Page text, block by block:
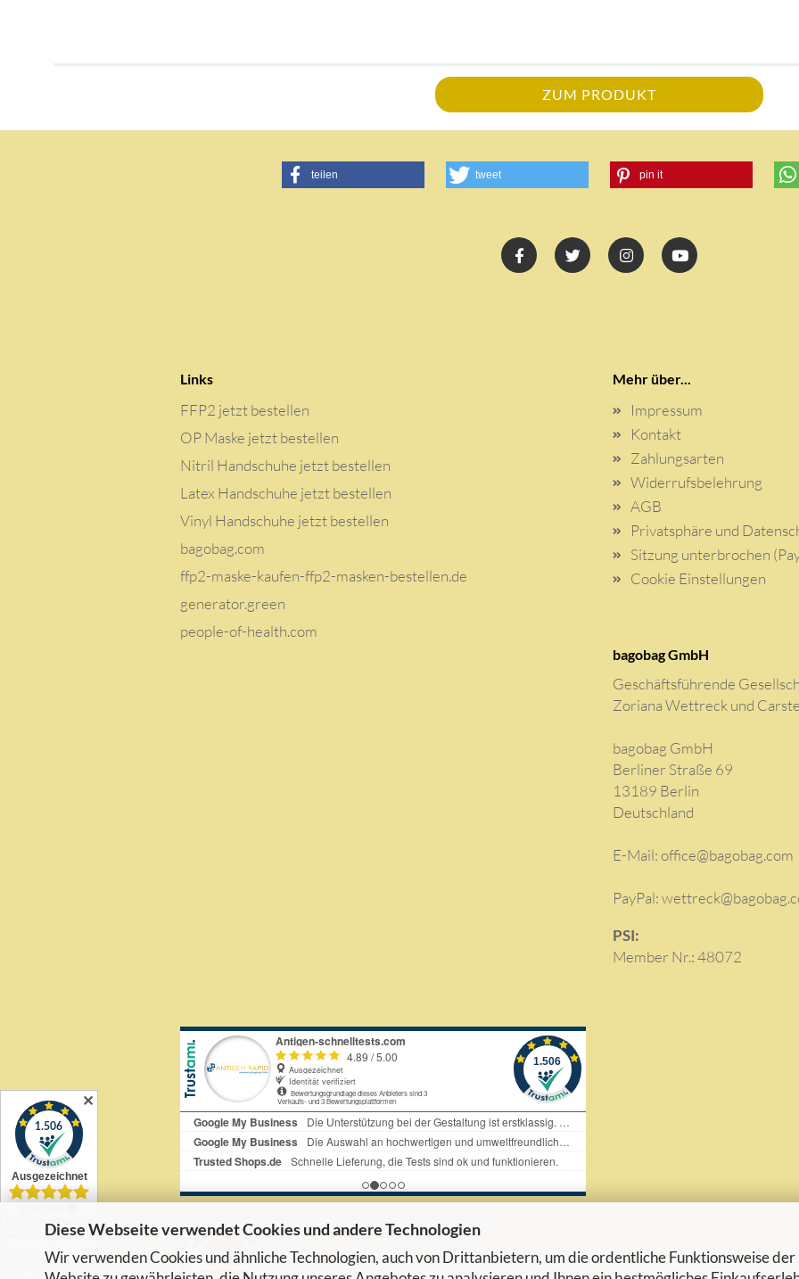
Diese Webseite verwendet Cookies und andere Technologien
Wir verwenden Cookies und ähnliche Technologien, auch von Drittanbietern, um die ordentliche Funktionsweise der
ZUM PRODUKT
teilen tweet pin it
Links
FFP2 jetzt bestellen
OP Maske jetzt bestellen
Nitril Handschuhe jetzt bestellen
Latex Handschuhe jetzt bestellen
Vinyl Handschuhe jetzt bestellen
bagobag.com
ffp2-maske-kaufen-ffp2-masken-bestellen.de
generator.green
people-of-health.com
Mehr über...
Impressum
Kontakt
Zahlungsarten
Widerrufsbelehrung
AGB
Privatsphäre und
Sitzung unterbrochen
Cookie Einstellungen
bagobag GmbH
Geschäftsführende
Zoriana Wettreck und
bagobag GmbH
Berliner Straße 69
13189 Berlin
Deutschland
E-Mail:office@bagobag.com
PayPal:
PSI:
Member Nr.: 48072
✕